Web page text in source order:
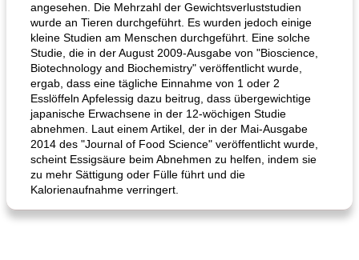
Hühnchen, Süßkartoffelsuppe
angesehen. Die Mehrzahl der Gewichtsverluststudien
wurde an Tieren durchgeführt. Es wurden jedoch einige
kleine Studien am Menschen durchgeführt. Eine solche
Studie, die in der August 2009-Ausgabe von "Bioscience,
Biotechnology and Biochemistry" veröffentlicht wurde,
ergab, dass eine tägliche Einnahme von 1 oder 2
Esslöffeln Apfelessig dazu beitrug, dass übergewichtige
japanische Erwachsene in der 12-wöchigen Studie
abnehmen. Laut einem Artikel, der in der Mai-Ausgabe
2014 des "Journal of Food Science" veröffentlicht wurde,
scheint Essigsäure beim Abnehmen zu helfen, indem sie
zu mehr Sättigung oder Fülle führt und die
Kalorienaufnahme verringert.